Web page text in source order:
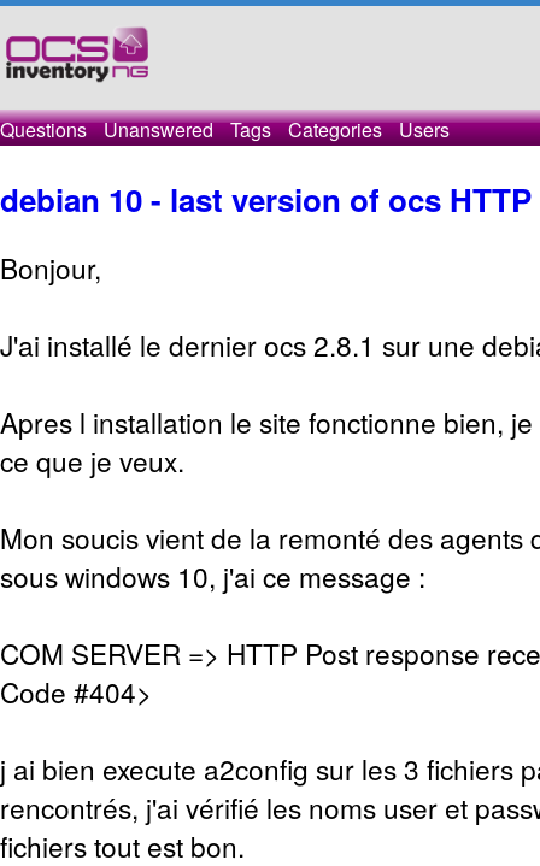
Questions Unanswered Tags Categories Users
debian 10 - last version of ocs
Bonjour,
J'ai installé le dernier ocs 2.8.1 sur une
Apres l installation le site fonctionne bien,
ce que je veux.
Mon soucis vient de la remonté des agents
sous windows 10, j'ai ce message :
COM SERVER => HTTP Post response
Code #404>
j ai bien execute a2config sur les 3 fichiers
rencontrés, j'ai vérifié les noms user et
fichiers tout est bon.